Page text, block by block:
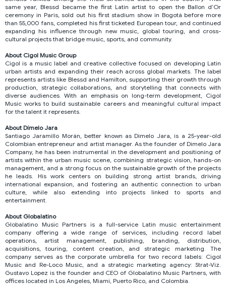
same year, Blessd became the first Latin artist to open the Ballon d’Or
ceremony in Paris, sold out his first stadium show in Bogotá before more
than 55,000 fans, completed his first ticketed European tour, and continued
expanding his influence through new music, global touring, and cross-
cultural projects that bridge music, sports, and community.
About Cigol Music Group
Cigol is a music label and creative collective focused on developing Latin
urban artists and expanding their reach across global markets. The label
represents artists like Blessd and Hamilton, supporting their growth through
production, strategic collaborations, and storytelling that connects with
diverse audiences. With an emphasis on long-term development, Cigol
Music works to build sustainable careers and meaningful cultural impact
for the talent it represents.
About Dímelo Jara
Santiago Jaramillo Morán, better known as Dimelo Jara, is a 25-year-old
Colombian entrepreneur and artist manager. As the founder of Dimelo Jara
Company, he has been instrumental in the development and positioning of
artists within the urban music scene, combining strategic vision, hands-on
management, and a strong focus on the sustainable growth of the projects
he leads. His work centers on building strong artist brands, driving
international expansion, and fostering an authentic connection to urban
culture, while also extending into projects linked to sports and
entertainment.
About Globalatino
Globalatino Music Partners is a full-service Latin music entertainment
company offering a wide range of services, including record label
operations, artist management, publishing, branding, distribution,
acquisitions, touring, content creation, and strategic marketing. The
company serves as the corporate umbrella for two record labels: Cigol
Music and Re-Loco Music, and a strategic marketing agency: Strat-Viz.
Gustavo Lopez is the founder and CEO of Globalatino Music Partners, with
offices located in Los Angeles, Miami, Puerto Rico, and Colombia.